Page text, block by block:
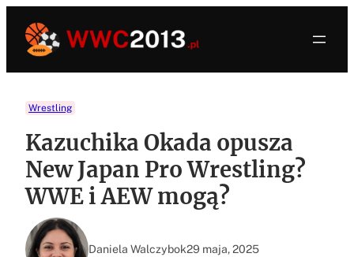
treści
Wrestling
Kazuchika Okada opusza
New Japan Pro Wrestling?
WWE i AEW mogą?
Daniela Walczybok29 maja, 2025